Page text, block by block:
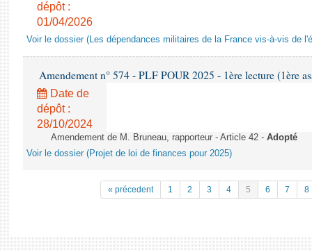
dépôt :
01/04/2026
Voir le dossier (Les dépendances militaires de la France vis-à-vis de
Amendement n° 574 - PLF POUR 2025 - 1ère lecture (1ère
Date de
dépôt :
28/10/2024
Amendement de M. Bruneau, rapporteur - Article 42 - Adopté
Voir le dossier (Projet de loi de finances pour 2025)
« précedent 1 2 3 4 5 6 7 8